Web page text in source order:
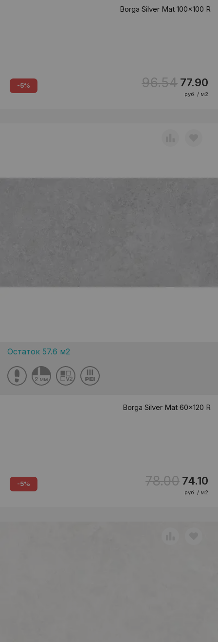
Borga Silver Mat 100x100 R
-5% 96.54 77.90
руб. / м2
Остаток 57.6 м2
Borga Silver Mat 60x120 R
-5% 78.00 74.10
руб. / м2